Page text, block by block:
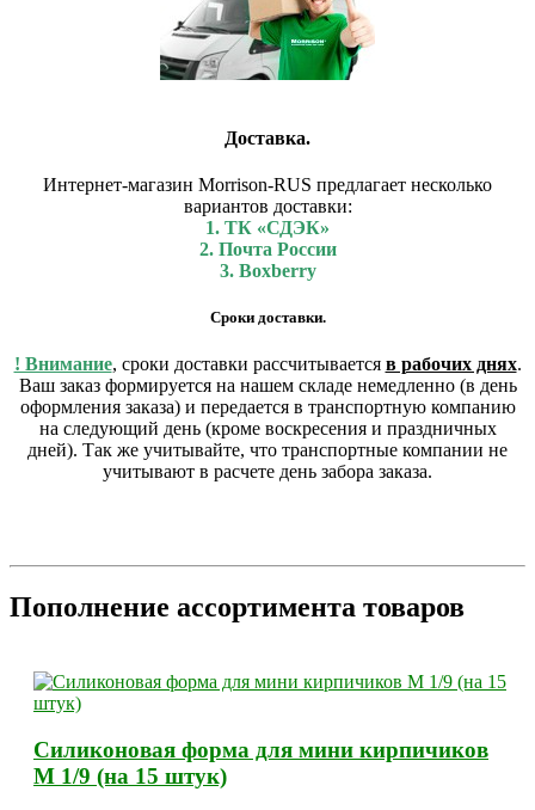
Доставка.
Интернет-магазин Morrison-RUS предлагает несколько
вариантов доставки:
1. ТК «СДЭК»
2. Почта России
3. Boxberry
Сроки доставки.
! Внимание, сроки доставки рассчитывается в рабочих днях.
Ваш заказ формируется на нашем складе немедленно (в день
оформления заказа) и передается в транспортную компанию
на следующий день (кроме воскресения и праздничных
дней). Так же учитывайте, что транспортные компании не
учитывают в расчете день забора заказа.
Пополнение ассортимента товаров
Силиконовая форма для мини кирпичиков
М 1/9 (на 15 штук)